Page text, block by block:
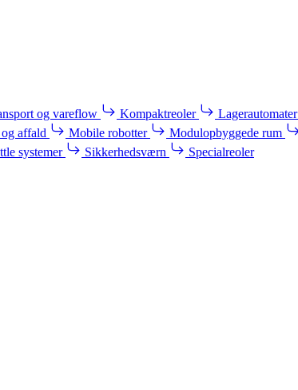
og vareflow Kompaktreoler Lagerautomater
affald Mobile robotter
Modulopbyggede rum
systemer Sikkerhedsværn
Specialreoler